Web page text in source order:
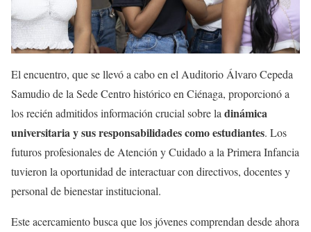
El encuentro, que se llevó a cabo en el Auditorio Álvaro Cepeda
Samudio de la Sede Centro histórico en Ciénaga, proporcionó a
los recién admitidos información crucial sobre ladinámica
universitaria y sus responsabilidades como estudiantes. Los
futuros profesionales de Atención y Cuidado a la Primera Infancia
tuvieron la oportunidad de interactuar con directivos, docentes y
personal de bienestar institucional.
Este acercamiento busca que los jóvenes comprendan desde ahora